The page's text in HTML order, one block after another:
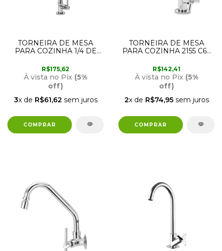
TORNEIRA DE MESA
PARA COZINHA 1/4 DE
GOURMET 2155 C51
FURKIN
R$175,62
À vista no Pix (5%
off)
3x de R$61,62 sem juros
TORNEIRA DE MESA
PARA COZINHA 2155 C62
R$142,41
À vista no Pix (5%
off)
2x de R$74,95sem juros